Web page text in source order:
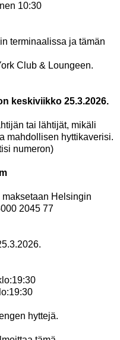
10:30
terminaalissa ja tämän
Club & Loungeen.
keskiviikko 25.3.2026.
tai lähtijät, mikäli
mahdollisen hyttikaverisi.
numeron)
Helsingin
2045 77
hyttejä.